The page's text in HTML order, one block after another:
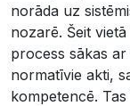
norāda uz
nozarē. Šeit
process sākas
normatīvie akti,
kompetencē.